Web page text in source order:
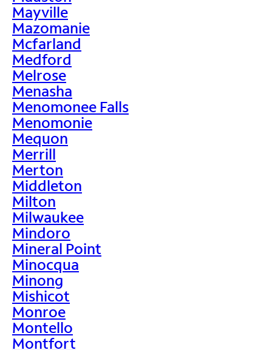
Mayville
Mazomanie
Mcfarland
Medford
Melrose
Menasha
Menomonee Falls
Menomonie
Mequon
Merrill
Merton
Middleton
Milton
Milwaukee
Mindoro
Mineral Point
Minocqua
Minong
Mishicot
Monroe
Montello
Montfort